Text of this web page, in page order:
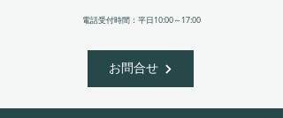
​電話受付時間：平日10:00～17:00
お問合せ